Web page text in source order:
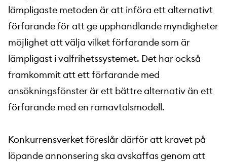
lämpligaste metoden är att införa ett alternativt
förfarande för att ge upphandlande myndigheter
möjlighet att välja vilket förfarande som är
lämpligast i valfrihetssystemet. Det har också
framkommit att ett förfarande med
ansökningsfönster är ett bättre alternativ än ett
förfarande med en ramavtalsmodell.
Konkurrensverket föreslår därför att kravet på
löpande annonsering ska avskaffas genom att